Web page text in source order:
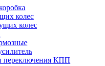
колес
колес
переключения КПП